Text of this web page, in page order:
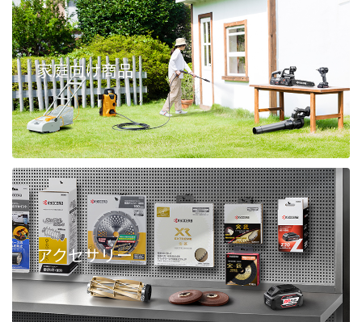
家庭向け商品
アクセサリー